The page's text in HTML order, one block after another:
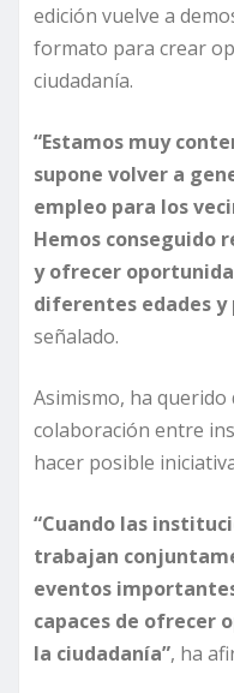
edición vuelve a
formato para crear
ciudadanía.
“Estamos muy
supone volver a
empleo para los
Hemos conseguido
y ofrecer
diferentes edades
señalado.
Asimismo, ha querido
colaboración entre
hacer posible
“Cuando las
trabajan
eventos importantes
capaces de ofrecer
la ciudadanía”, ha